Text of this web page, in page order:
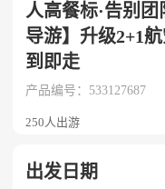
人高餐标·告别
导游】升级2+1
到即走
产品编号：533127687
250人出游
出发日期